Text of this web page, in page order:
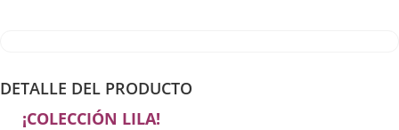
DETALLE DEL PRODUCTO
¡COLECCIÓN LILA!